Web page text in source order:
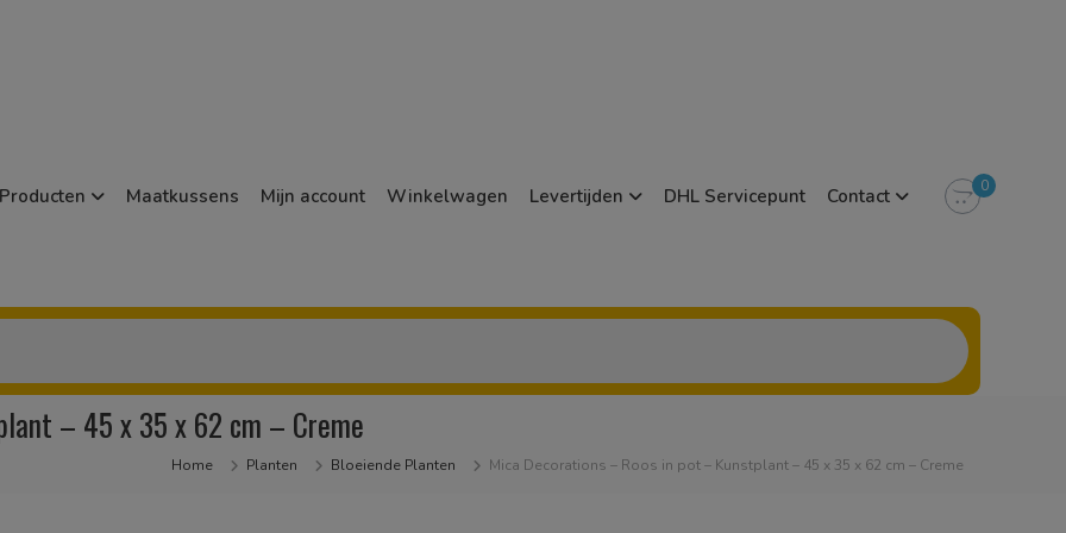
Producten Maatkussens Mijn account Winkelwagen Levertijden DHL Servicepunt Contact 0
– 45 x 35 x 62 cm – Creme
Home Planten Bloeiende Planten Mica Decorations – Roos in pot – Kunstplant – 45 x 35 x 62 cm – Creme